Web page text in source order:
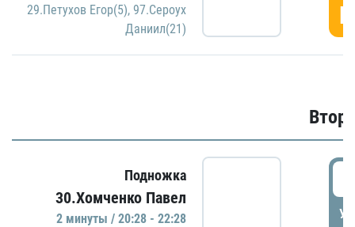
29.Петухов Егор(5), 97.Сероух
Даниил(21)
Подножка
30.Хомченко Павел
2 минуты / 20:28 - 22:28